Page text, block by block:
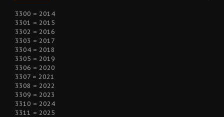
3300 = 2014
3301 = 2015
3302 = 2016
3303 = 2017
3304 = 2018
3305 = 2019
3306 = 2020
3307 = 2021
3308 = 2022
3309 = 2023
3310 = 2024
3311 = 2025